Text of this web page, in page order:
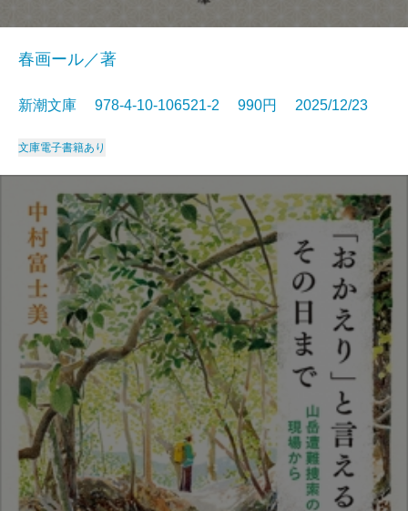
春画ール／著
新潮文庫 978-4-10-106521-2 990円 2025/12/23
文庫電子書籍あり